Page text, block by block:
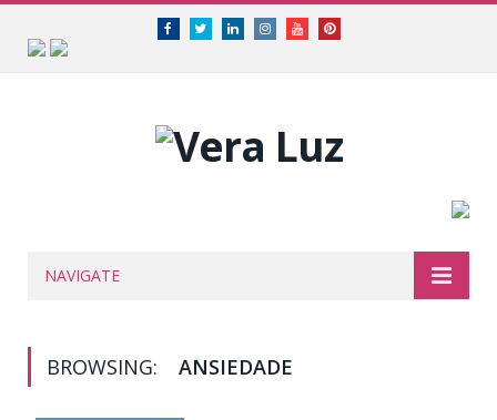
FacebookTwitterLinkedinInstagramYoutubePinterest
NAVIGATE
BROWSING: ANSIEDADE